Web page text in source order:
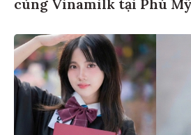
cùng Vinamilk tại Phú